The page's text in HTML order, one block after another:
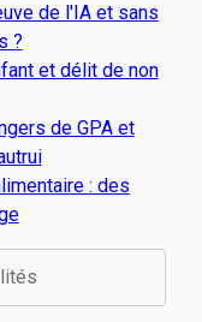
de l'IA et sans
?
et délit de non
de GPA et
: des